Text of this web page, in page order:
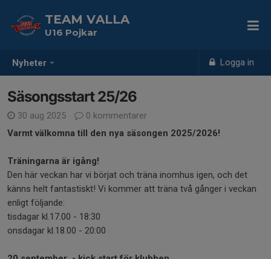
Nyheter Logga in
TEAM VALLA
U16 Pojkar
Säsongsstart 25/26
30 aug 2025
0 kommentarer
Varmt välkomna till den nya säsongen 2025/2026!
Träningarna är igång!
Den här veckan har vi börjat och träna inomhus igen, och det
känns helt fantastiskt! Vi kommer att träna två gånger i veckan
enligt följande:
tisdagar kl.17.00 - 18:30
onsdagar kl.18.00 - 20:00